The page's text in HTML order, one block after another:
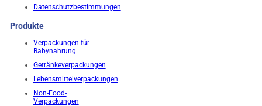
Datenschutzbestimmungen
Produkte
Verpackungen für
Babynahrung
Getränkeverpackungen
Lebensmittelverpackungen
Non-Food-
Verpackungen